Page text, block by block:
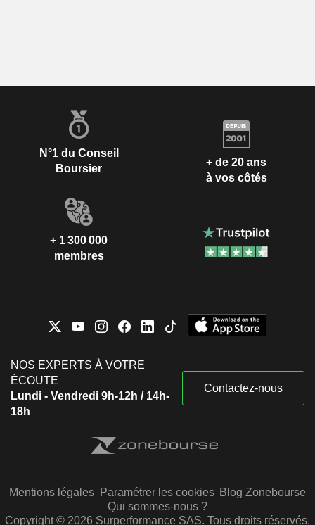
N°1 du Conseil
Boursier
+ de 20 ans
à vos côtés
+ 1 300 000
membres
NOS EXPERTS À VOTRE
ÉCOUTE
Lundi - Vendredi 9h-12h / 14h-
18h
Contactez-nous
Mentions légales Paramétrer les cookies Blog Zonebourse
Qui sommes-nous ?
Copyright © 2026 Surperformance SAS. Tous droits réservés.